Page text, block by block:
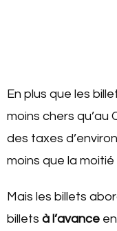
En plus que les
moins chers qu’au
des taxes
moins que la
Mais les billets
billets à l’avance